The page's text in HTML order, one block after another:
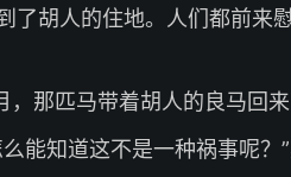
了胡人的住地。人们都前来
，那匹马带着胡人的良马回
能知道这不是一种祸事呢？